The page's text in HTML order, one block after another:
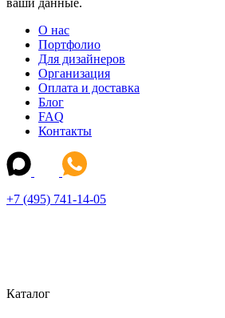
ваши данные.
О нас
Портфолио
Для дизайнеров
Организация
Оплата и доставка
Блог
FAQ
Контакты
+7 (495) 741-14-05
Каталог